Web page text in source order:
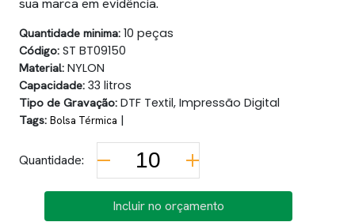
Quantidade minima: 10 peças
Código: ST BT09150
Material: NYLON
Capacidade: 33 litros
Tipo de Gravação: DTF Textil, Impressão Digital
Tags: Bolsa Térmica |
Quantidade:
Incluir no orçamento